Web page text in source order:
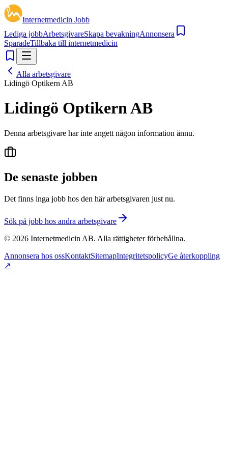
Internetmedicin Jobb
Lediga jobbArbetsgivareSkapa bevakningAnnonsera
SparadeTillbaka till internetmedicin
Alla arbetsgivare
Lidingö Optikern AB
Lidingö Optikern AB
Denna arbetsgivare har inte angett någon information ännu.
De senaste jobben
Det finns inga jobb hos den här arbetsgivaren just nu.
Sök på jobb hos andra arbetsgivare
© 2026 Internetmedicin AB. Alla rättigheter förbehållna.
Annonsera hos ossKontaktSitemapIntegritetspolicyGe återkoppling
↗